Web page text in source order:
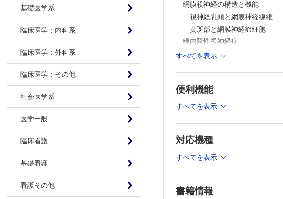
基礎医学系
臨床医学：内科系
臨床医学：外科系
臨床医学：その他
社会医学系
医学一般
臨床看護
基礎看護
看護その他
網膜視神経の構造と機能
視神経乳頭と網膜神経線維
黄斑部と網膜神経節細胞
緑内障性視神経症
眼圧にかかわる解剖と生理・機能
角膜剛性と中心角膜厚
日常生活でみられる眼圧変動
作用と分類
プロスタグランジン関連薬
炭酸脱水酵素阻害薬
配合薬
すべてを表示
便利機能
すべてを表示
対応機種
すべてを表示
書籍情報